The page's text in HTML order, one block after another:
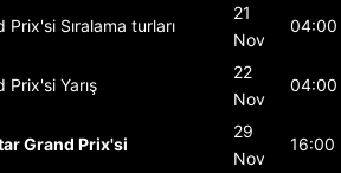
Prix'si Sıralama turları
21
Nov
04:00
Prix'si Yarış
22
Nov
04:00
Grand Prix'si
29
Nov
16:00